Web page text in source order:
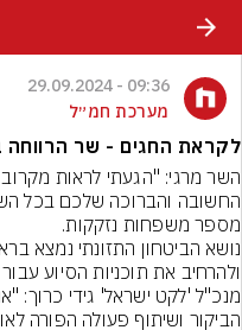
09:36 - 29.09.2024
מערכת חמ״ל
לקראת החגים - שר הרווחה
מספר משפחות נזקקות.
ולהרחיב את תוכניות הסיוע